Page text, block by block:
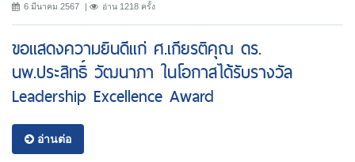
6 มีนาคม 2567 อ่าน 1218 ครั้ง
ขอเเสดงความยินดีแก่ ศ.เกียรติคุณ ดร.
นพ.ประสิทธิ์ วัฒนาภา ในโอกาสได้รับรางวัล
Leadership Excellence Award
อ่านต่อ